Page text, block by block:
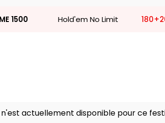
1500 Hold'em No Limit 180
actuellement disponible pour ce